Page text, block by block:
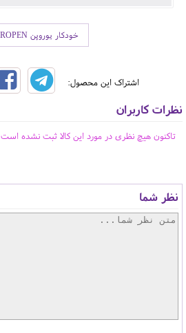
خودکار یوروپن EUROPEN
اشتراک این محصول:
نظرات کاربران
تاکنون هیچ نظری در مورد این کالا ثبت نشده است
نظر شما